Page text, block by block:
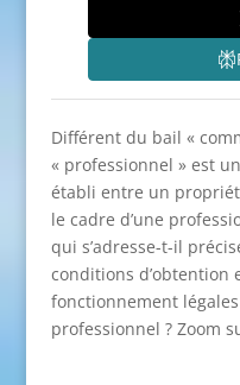
Différent du bail «
« professionnel » est
établi entre un
le cadre d’une
qui s’adresse-t-il
conditions d’obtention
fonctionnement
professionnel ? Zoom